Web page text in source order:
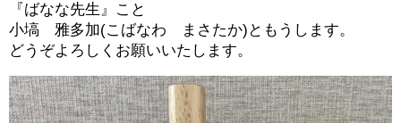
『ばなな先生』こと
小塙 雅多加(こばなわ まさたか)ともうします。
どうぞよろしくお願いいたします。